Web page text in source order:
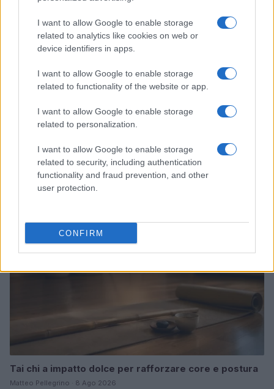
I want to allow Google to enable storage
related to analytics like cookies on web or
device identifiers in apps.
I want to allow Google to enable storage
related to functionality of the website or app.
I want to allow Google to enable storage
related to personalization.
I want to allow Google to enable storage
related to security, including authentication
functionality and fraud prevention, and other
user protection.
CONFIRM
Continua a leggere
Tai chi a impatto dolce per rafforzare core e postura
Matteo Pellegrino · 8 Ago 2026